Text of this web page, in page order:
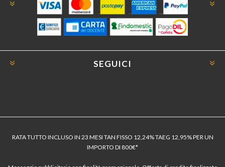
SEGUICI
RATA TUTTO INCLUSO IN 23 MESI TAN FISSO 12,24% TAEG 12,95% PER UN
IMPORTO DI 800€*